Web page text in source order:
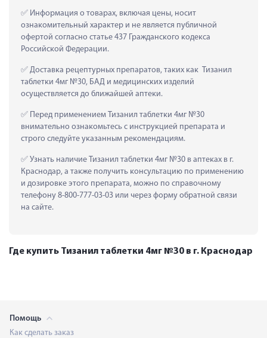
Информация о товарах, включая цены, носит
ознакомительный характер и не является публичной
офертой согласно статье 437 Гражданского кодекса
Российской Федерации.
Доставка рецептурных препаратов, таких как  Тизанил
таблетки 4мг №30, БАД и медицинских изделий
осуществляется до ближайшей аптеки.
Перед применением Тизанил таблетки 4мг №30
внимательно ознакомьтесь с инструкцией препарата и
строго следуйте указанным рекомендациям.
Узнать наличие Тизанил таблетки 4мг №30 в аптеках в г.
Краснодар, а также получить консультацию по применению
и дозировке этого препарата, можно по справочному
телефону 8-800-777-03-03 или через форму обратной связи
на сайте.
Где купить Тизанил таблетки 4мг №30 в г. Краснодар
Помощь
Как сделать заказ